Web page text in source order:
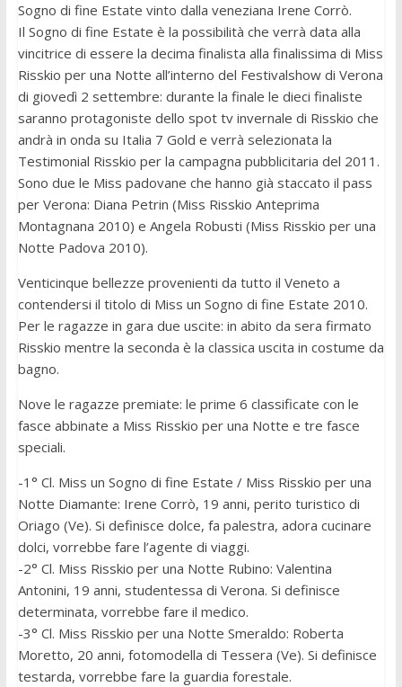
Sogno di fine Estate vinto dalla veneziana Irene Corrò.
Il Sogno di fine Estate è la possibilità che verrà data alla
vincitrice di essere la decima finalista alla finalissima di Miss
Risskio per una Notte all’interno del Festivalshow di Verona
di giovedì 2 settembre: durante la finale le dieci finaliste
saranno protagoniste dello spot tv invernale di Risskio che
andrà in onda su Italia 7 Gold e verrà selezionata la
Testimonial Risskio per la campagna pubblicitaria del 2011.
Sono due le Miss padovane che hanno già staccato il pass
per Verona: Diana Petrin (Miss Risskio Anteprima
Montagnana 2010) e Angela Robusti (Miss Risskio per una
Notte Padova 2010).
Venticinque bellezze provenienti da tutto il Veneto a
contendersi il titolo di Miss un Sogno di fine Estate 2010.
Per le ragazze in gara due uscite: in abito da sera firmato
Risskio mentre la seconda è la classica uscita in costume da
bagno.
Nove le ragazze premiate: le prime 6 classificate con le
fasce abbinate a Miss Risskio per una Notte e tre fasce
speciali.
-1° Cl. Miss un Sogno di fine Estate / Miss Risskio per una
Notte Diamante: Irene Corrò, 19 anni, perito turistico di
Oriago (Ve). Si definisce dolce, fa palestra, adora cucinare
dolci, vorrebbe fare l’agente di viaggi.
-2° Cl. Miss Risskio per una Notte Rubino: Valentina
Antonini, 19 anni, studentessa di Verona. Si definisce
determinata, vorrebbe fare il medico.
-3° Cl. Miss Risskio per una Notte Smeraldo: Roberta
Moretto, 20 anni, fotomodella di Tessera (Ve). Si definisce
testarda, vorrebbe fare la guardia forestale.